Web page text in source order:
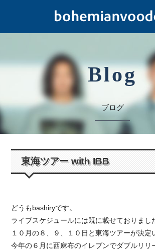
Blog
ブログ
東海ツアー with IBB
どうもbashiryです。
ライブスケジュールには既に載せておりまし
１０月の８、９、１０日と東海ツアーが決定
今年の６月に西麻布のイレブンでダブルリリ